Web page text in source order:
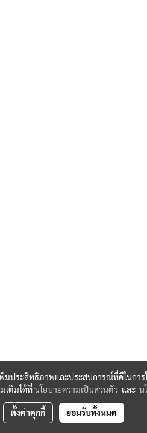
พิ่มประสิทธิภาพและประสบการณ์ที่ดีในการ
เติมได้ที่นโยบายความเป็นส่วนตัว และ น
ตั้งค่าคุกกี้ ยอมรับทั้งหมด